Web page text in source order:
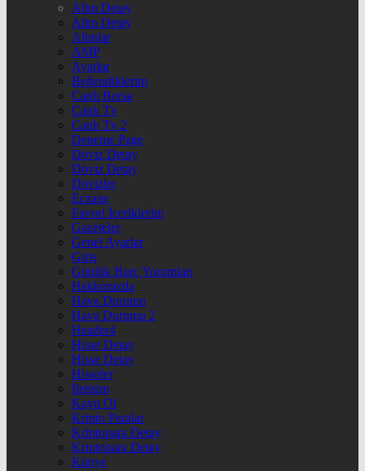
Altın Detay
Altın Detay
Altınlar
AMP
Ayarlar
Beğendiklerim
Canlı Borsa
Canlı Tv
Canlı Tv 2
Deneme Page
Döviz Detay
Döviz Detay
Dövizler
Eczane
Favori İçeriklerim
Gazeteler
Genel Ayarlar
Giriş
Günlük Burç Yorumları
Hakkımızda
Hava Durumu
Hava Durumu 2
Header4
Hisse Detay
Hisse Detay
Hisseler
İletişim
Kayıt Ol
Kripto Paralar
Kriptopara Detay
Kriptopara Detay
Künye